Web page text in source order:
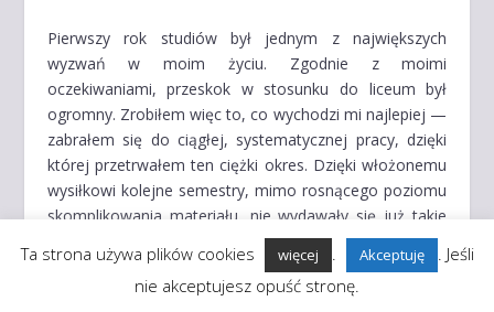
Pierwszy rok studiów był jednym z największych
wyzwań w moim życiu. Zgodnie z moimi
oczekiwaniami, przeskok w stosunku do liceum był
ogromny. Zrobiłem więc to, co wychodzi mi najlepiej —
zabrałem się do ciągłej, systematycznej pracy, dzięki
której przetrwałem ten ciężki okres. Dzięki włożonemu
wysiłkowi kolejne semestry, mimo rosnącego poziomu
skomplikowania materiału, nie wydawały się już takie
Ukończone studia inżynierskie pozwoliły mi zdobyć
Ta strona używa plików cookies więcej Akceptuję
. Jeśli
nie akceptujesz opuść stronę.